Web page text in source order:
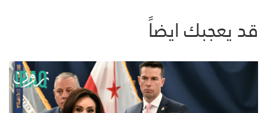
قد يعجبك ايضاً